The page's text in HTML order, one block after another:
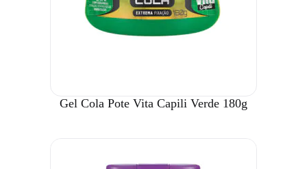
Gel Cola Pote Vita Capili Verde 180g